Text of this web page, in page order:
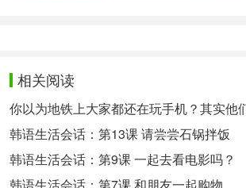
相关阅读
你以为地铁上大家都还在玩手机？其实他
韩语生活会话：第13课 请尝尝石锅拌饭
韩语生活会话：第9课 一起去看电影吗？